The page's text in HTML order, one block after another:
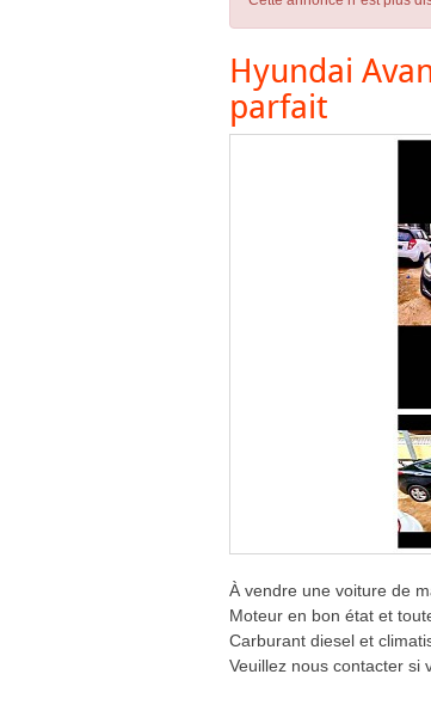
Hyundai
parfait
À vendre une voiture de
Moteur en bon état et
Carburant diesel et
Veuillez nous contacter si